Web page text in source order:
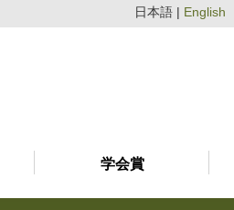
日本語 | English
学会賞